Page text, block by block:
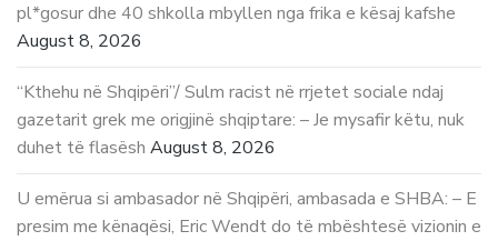
pl*gosur dhe 40 shkolla mbyllen nga frika e kësaj kafshe
August 8, 2026
“Kthehu në Shqipëri”/ Sulm racist në rrjetet sociale ndaj
gazetarit grek me origjinë shqiptare: – Je mysafir këtu, nuk
duhet të flasësh August 8, 2026
U emërua si ambasador në Shqipëri, ambasada e SHBA: – E
presim me kënaqësi, Eric Wendt do të mbështesë vizionin e